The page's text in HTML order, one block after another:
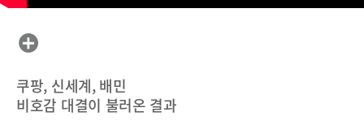
쿠팡, 신세계, 배민
비호감 대결이 불러온 결과